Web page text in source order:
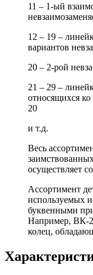
11 – 1-ый
12 – 19 –
вариантов
20 – 2-рой
21 – 29 –
относящихся
20
и т.д.
Весь
осуществляет
Ассортимент
используемых
буквенными
Например, ВК-
колец,